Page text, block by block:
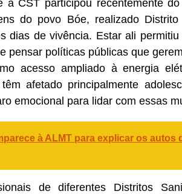
a CST participou recentemente
do povo Bóe, realizado
dias de vivência. Estar ali
pensar políticas públicas que
acesso ampliado à energia
afetado principalmente
emocional para lidar com essas
à ALMT para explicar os
de diferentes Distritos